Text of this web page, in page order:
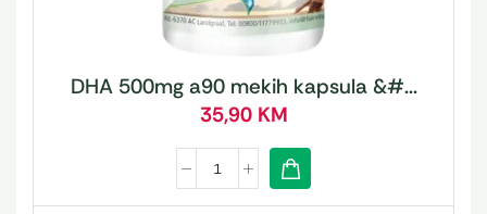
DHA 500mg a90 mekih kapsula &#...
35,90 KM